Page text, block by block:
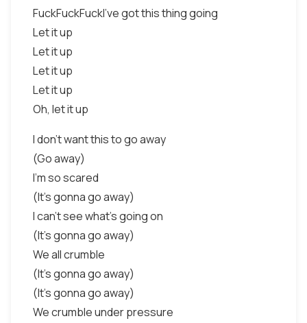
FuckFuckFuckI've got this thing going
Let it up
Let it up
Let it up
Let it up
Oh, let it up
I don't want this to go away
(Go away)
I'm so scared
(It's gonna go away)
I can't see what's going on
(It's gonna go away)
We all crumble
(It's gonna go away)
(It's gonna go away)
We crumble under pressure